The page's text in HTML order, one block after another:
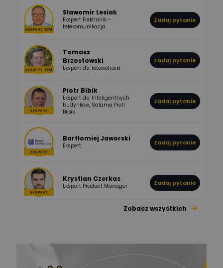
Pawel02 955 374
boss 532 714
DawidZak 796 244
Sławomir Lesiak
Ekspert Elektronik -
telekomunikacja
Zadaj pytanie
Tomasz
Brzostowski
Ekspert ds. fotowoltaiki
Zadaj pytanie
Piotr Bibik
Ekspert ds. Inteligentnych
budynków, Salama Piotr
Bibik
Zadaj pytanie
Bartłomiej Jaworski
Ekspert Zadaj pytanie
Krystian Czerkas
Ekspert Product Manager Zadaj pytanie
Zadaj pytanie
Zobacz wszystkich